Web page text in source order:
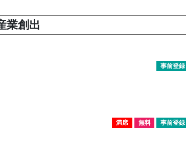
業創出
事前登録
満席 無料 事前登録